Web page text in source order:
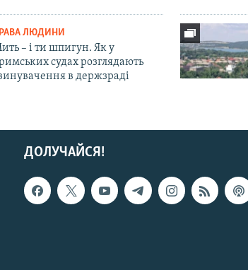
ЛЮДИНИ
– і ти шпигун. Як у
судах розглядають
в держзраді
ДОЛУЧАЙСЯ!